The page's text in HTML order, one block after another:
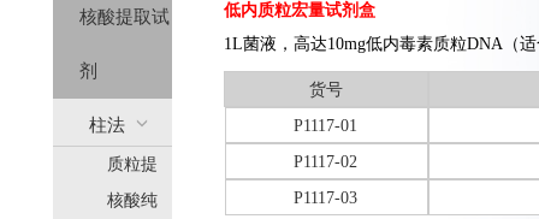
核酸提取试
剂
柱法
质粒提
取
核酸纯
低内质粒宏量试剂盒
1L菌液，高达10mg低内毒素质粒DNA（
货号
P1117-01
P1117-02
P1117-03